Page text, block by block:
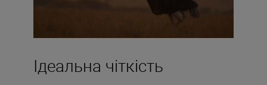
Ідеальна чіткість